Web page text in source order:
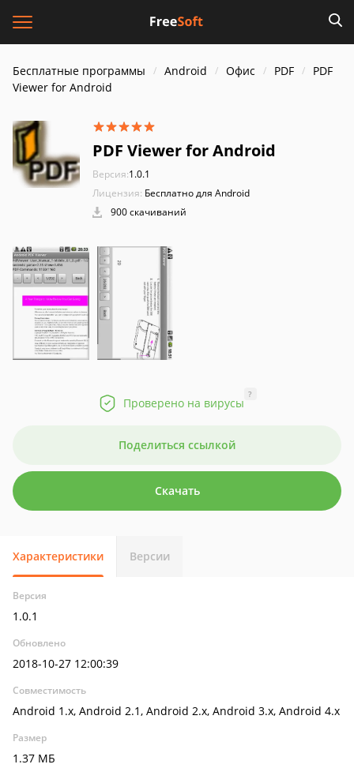
Бесплатные программы Android Офис PDF
PDF
Viewer for Android
PDF Viewer for Android
Версия:1.0.1
Лицензия: Бесплатно для Android
900 скачиваний
Проверено на вирусы
?
Поделиться ссылкой
Скачать
Характеристики Версии
Версия
1.0.1
Обновлено
2018-10-27 12:00:39
Совместимость
Android 1.x, Android 2.1, Android 2.x, Android 3.x, Android 4.x
Размер
1.37 МБ